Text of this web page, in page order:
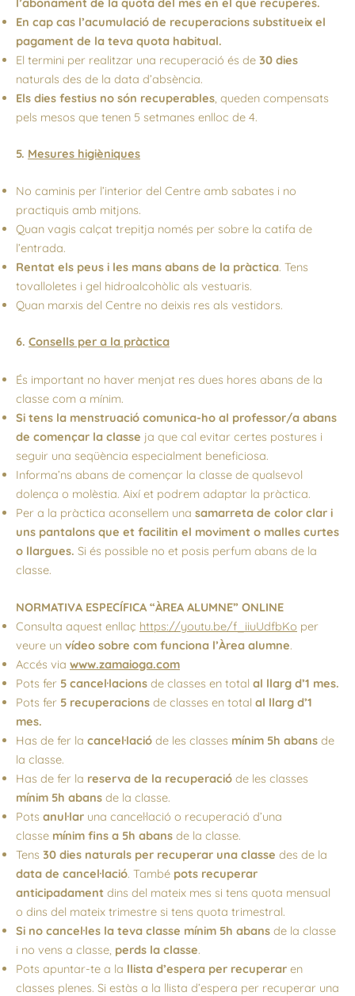
En cap cas l’acumulació de recuperacions substitueix el
pagament de la teva quota habitual.
El termini per realitzar una recuperació és de 30 dies
naturals des de la data d’absència.
Els dies festius no són recuperables, queden compensats
pels mesos que tenen 5 setmanes enlloc de 4.
5. Mesures higièniques
No caminis per l’interior del Centre amb sabates i no
practiquis amb mitjons.
Quan vagis calçat trepitja només per sobre la catifa de
l’entrada.
Rentat els peus i les mans abans de la pràctica. Tens
tovalloletes i gel hidroalcohòlic als vestuaris.
Quan marxis del Centre no deixis res als vestidors.
6. Consells per a la pràctica
És important no haver menjat res dues hores abans de la
classe com a mínim.
Si tens la menstruació comunica-ho al professor/a abans
de començar la classe ja que cal evitar certes postures i
seguir una seqüència especialment beneficiosa.
Informa’ns abans de començar la classe de qualsevol
dolença o molèstia. Així et podrem adaptar la pràctica.
Per a la pràctica aconsellem una samarreta de color clar i
uns pantalons que et facilitin el moviment o malles curtes
o llargues. Si és possible no et posis perfum abans de la
classe.
NORMATIVA ESPECÍFICA “ÀREA ALUMNE” ONLINE
Consulta aquest enllaç https://youtu.be/f_iiuUdfbKo per
veure un vídeo sobre com funciona l’Àrea alumne.
Accés via www.zamaioga.com
Pots fer 5 cancel·lacions de classes en total al llarg d’1 mes.
Pots fer 5 recuperacions de classes en total al llarg d’1
mes.
Has de fer la cancel·lació de les classes mínim 5h abans de
la classe.
Has de fer la reserva de la recuperació de les classes
mínim 5h abans de la classe.
Pots anul·lar una cancel·lació o recuperació d’una
classe mínim fins a 5h abans de la classe.
Tens 30 dies naturals per recuperar una classe des de la
data de cancel·lació. També pots recuperar
anticipadament dins del mateix mes si tens quota mensual
o dins del mateix trimestre si tens quota trimestral.
Si no cancel·les la teva classe mínim 5h abans de la classe
i no vens a classe, perds la classe.
Pots apuntar-te a la llista d’espera per recuperar en
classes plenes. Si estàs a la llista d’espera per recuperar una